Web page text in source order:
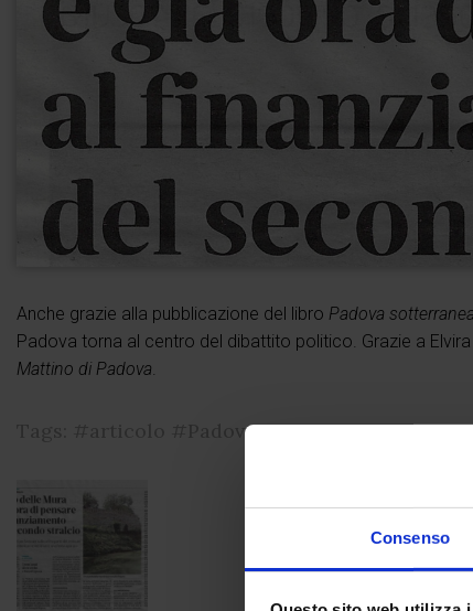
Consenso
Anche grazie alla pubblicazione del libro Padova sotterranea
Padova torna al centro del dibattito politico. Grazie a
Mattino di Padova.
#Padova sotterranea #Mattino